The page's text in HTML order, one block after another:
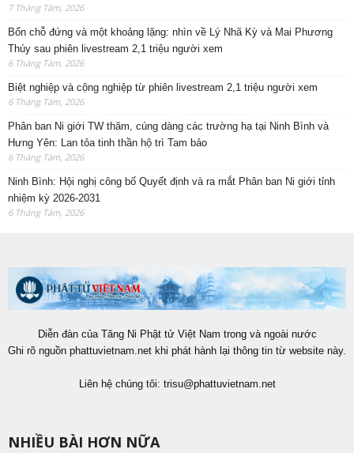
7 Tháng Tám, 2026
Bốn chỗ đứng và một khoảng lặng: nhìn về Lý Nhã Kỳ và Mai Phương
Thúy sau phiên livestream 2,1 triệu người xem
6 Tháng Tám, 2026
Biệt nghiệp và cộng nghiệp từ phiên livestream 2,1 triệu người xem
6 Tháng Tám, 2026
Phân ban Ni giới TW thăm, cúng dàng các trường hạ tại Ninh Bình và
Hưng Yên: Lan tỏa tinh thần hộ trì Tam bảo
6 Tháng Tám, 2026
Ninh Bình: Hội nghị công bố Quyết định và ra mắt Phân ban Ni giới tỉnh
nhiệm kỳ 2026-2031
6 Tháng Tám, 2026
Diễn đàn của Tăng Ni Phật tử Việt Nam trong và ngoài nước
Ghi rõ nguồn phattuvietnam.net khi phát hành lại thông tin từ website này.
Liên hệ chúng tôi: trisu@phattuvietnam.net
NHIỀU BÀI HƠN NỮA